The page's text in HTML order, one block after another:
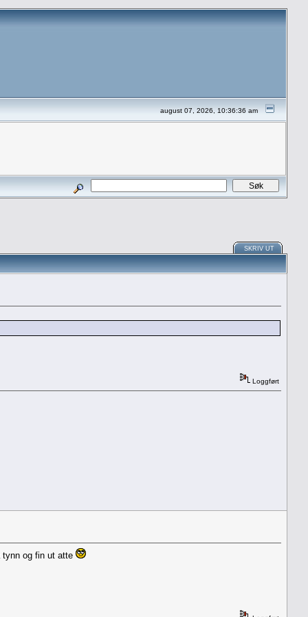
august 07, 2026, 10:36:36 am
SKRIV UT
Loggført
tynn og fin ut atte